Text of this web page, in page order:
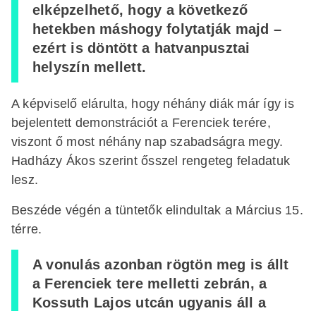
elképzelhető, hogy a következő
hetekben máshogy folytatják majd –
ezért is döntött a hatvanpusztai
helyszín mellett.
A képviselő elárulta, hogy néhány diák már így is
bejelentett demonstrációt a Ferenciek terére,
viszont ő most néhány nap szabadságra megy.
Hadházy Ákos szerint ősszel rengeteg feladatuk
lesz.
Beszéde végén a tüntetők elindultak a Március 15.
térre.
A vonulás azonban rögtön meg is állt
a Ferenciek tere melletti zebrán, a
Kossuth Lajos utcán ugyanis áll a